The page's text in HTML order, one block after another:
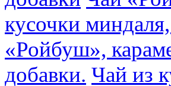
кусочки
«Ройбуш»,
добавки. Чай из